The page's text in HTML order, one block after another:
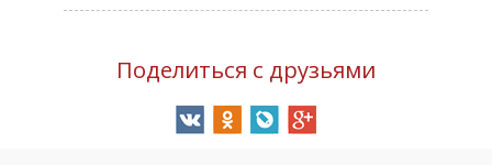
Поделиться с друзьями